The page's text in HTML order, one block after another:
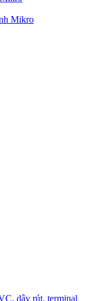
Mikro
dây rút, terminal